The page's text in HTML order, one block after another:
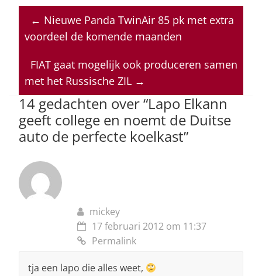
at
s
p
p
c
e
o
o
k
k
e
n
re
a
s
ai
l
← Nieuwe Panda TwinAir 85 pk met extra
voordeel de komende maanden
FIAT gaat mogelijk ook produceren samen
met het Russische ZIL →
14 gedachten over “Lapo Elkann
geeft college en noemt de Duitse
auto de perfecte koelkast”
mickey
17 februari 2012 om 11:37
Permalink
tja een lapo die alles weet,